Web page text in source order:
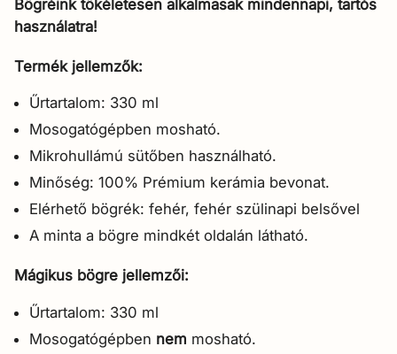
Bögréink tökéletesen alkalmasak mindennapi, tartós
használatra!
Termék jellemzők:
Űrtartalom: 330 ml
Mosogatógépben mosható.
Mikrohullámú sütőben használható.
Minőség: 100% Prémium kerámia bevonat.
Elérhető bögrék: fehér, fehér szülinapi belsővel
A minta a bögre mindkét oldalán látható.
Mágikus bögre jellemzői:
Űrtartalom: 330 ml
Mosogatógépben nem mosható.